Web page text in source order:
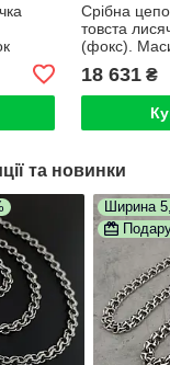
Срібна
товста
(фокс).
срібло
Довжина 60
18 631₴
та новинки
Ширина